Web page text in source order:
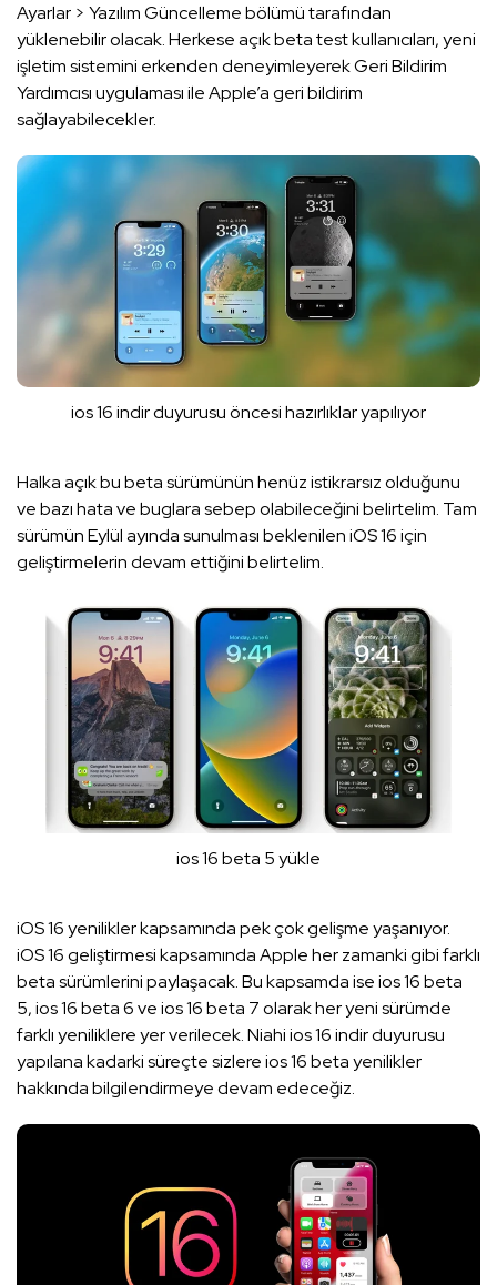
Ayarlar > Yazılım Güncelleme bölümü tarafından
yüklenebilir olacak. Herkese açık beta test kullanıcıları, yeni
işletim sistemini erkenden deneyimleyerek Geri Bildirim
Yardımcısı uygulaması ile Apple’a geri bildirim
sağlayabilecekler.
ios 16 indir duyurusu öncesi hazırlıklar yapılıyor
Halka açık bu beta sürümünün henüz istikrarsız olduğunu
ve bazı hata ve buglara sebep olabileceğini belirtelim. Tam
sürümün Eylül ayında sunulması beklenilen iOS 16 için
geliştirmelerin devam ettiğini belirtelim.
ios 16 beta 5 yükle
iOS 16 yenilikler kapsamında pek çok gelişme yaşanıyor.
iOS 16 geliştirmesi kapsamında Apple her zamanki gibi farklı
beta sürümlerini paylaşacak. Bu kapsamda ise ios 16 beta
5, ios 16 beta 6 ve ios 16 beta 7 olarak her yeni sürümde
farklı yeniliklere yer verilecek. Niahi ios 16 indir duyurusu
yapılana kadarki süreçte sizlere ios 16 beta yenilikler
hakkında bilgilendirmeye devam edeceğiz.